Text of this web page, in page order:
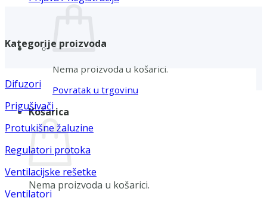
Nema proizvoda u košarici.
Povratak u trgovinu
Košarica
Nema proizvoda u košarici.
Kategorije proizvoda
Difuzori
Prigušivači
Protukišne žaluzine
Regulatori protoka
Ventilacijske rešetke
Ventilatori